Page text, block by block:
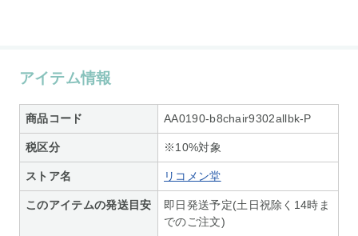
アイテム情報
商品コード AA0190-b8chair9302allbk-P
税区分 ※10%対象
ストア名 リコメン堂
このアイテムの発送目安
即日発送予定(土日祝除く14時ま
でのご注文)